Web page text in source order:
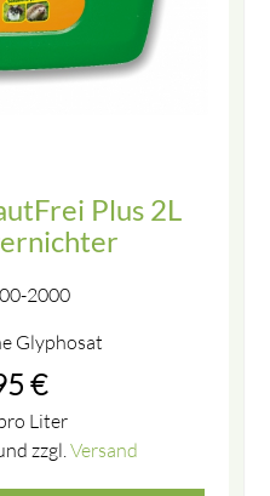
Plus 2L
2000
Glyphosat
€
Liter
zzgl. Versand